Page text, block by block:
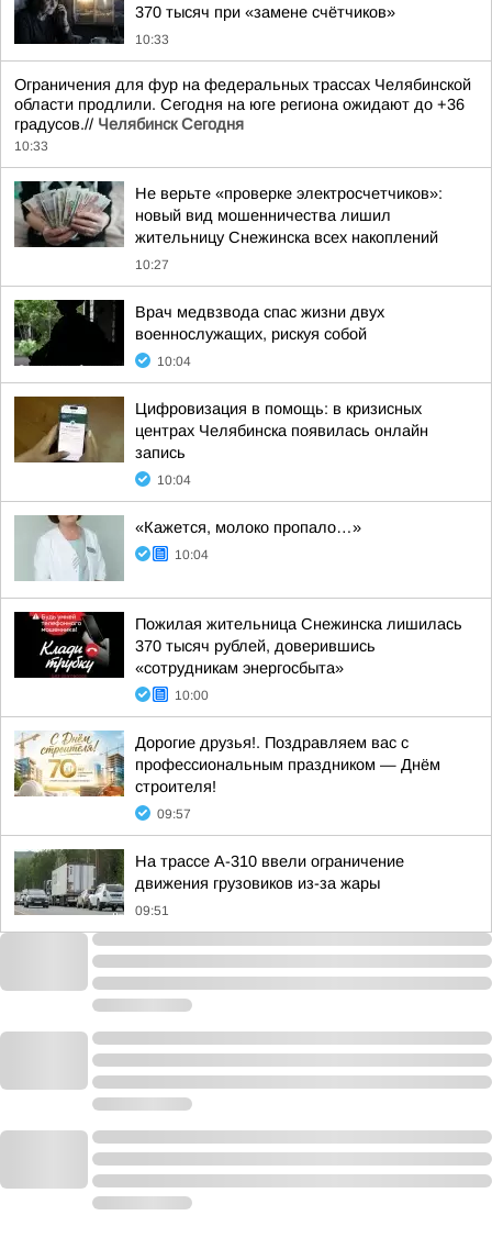
370 тысяч при «замене счётчиков»
10:33
Ограничения для фур на федеральных трассах Челябинской
области продлили. Сегодня на юге региона ожидают до +36
градусов.// Челябинск Сегодня
10:33
Не верьте «проверке электросчетчиков»:
новый вид мошенничества лишил
жительницу Снежинска всех накоплений
10:27
Врач медвзвода спас жизни двух
военнослужащих, рискуя собой
10:04
Цифровизация в помощь: в кризисных
центрах Челябинска появилась онлайн
запись
10:04
«Кажется, молоко пропало…»
10:04
Пожилая жительница Снежинска лишилась
370 тысяч рублей, доверившись
«сотрудникам энергосбыта»
10:00
Дорогие друзья!. Поздравляем вас с
профессиональным праздником — Днём
строителя!
09:57
На трассе А-310 ввели ограничение
движения грузовиков из-за жары
09:51